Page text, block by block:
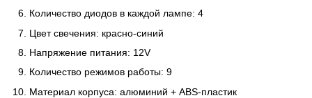
Количество диодов в каждой лампе: 4
Цвет свечения: красно-синий
Напряжение питания: 12V
Количество режимов работы: 9
Материал корпуса: алюминий + ABS-пластик